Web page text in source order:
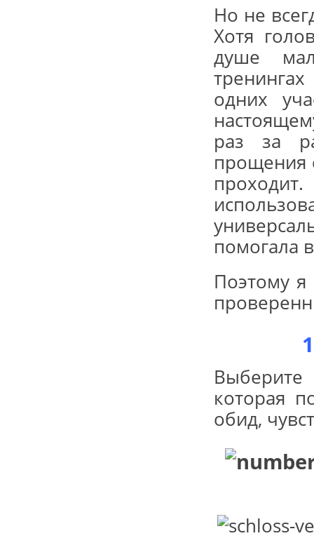
Но не
Хотя
душе
одних
раз за
прощения
помогала
Поэтому
которая
обид,